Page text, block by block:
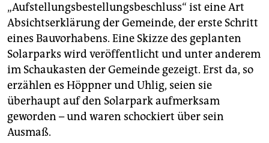
„Aufstellungsbestellungsbeschluss“ ist eine Art
Absichtserklärung der Gemeinde, der erste Schritt
eines Bauvorhabens. Eine Skizze des geplanten
Solarparks wird veröffentlicht und unter anderem
im Schaukasten der Gemeinde gezeigt. Erst da, so
erzählen es Höppner und Uhlig, seien sie
überhaupt auf den Solarpark aufmerksam
geworden – und waren schockiert über sein
Ausmaß.